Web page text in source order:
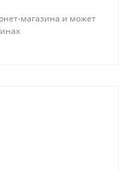
магазина и может